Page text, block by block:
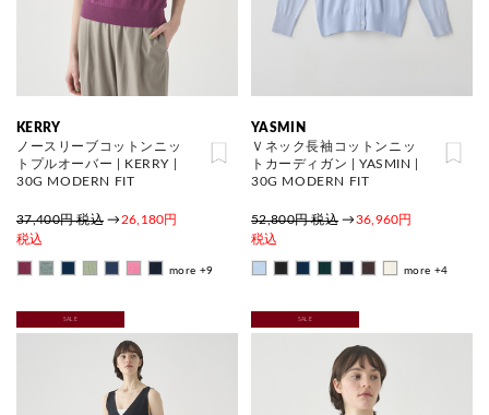
KERRY
ノースリーブコットンニッ
トプルオーバー | KERRY |
30G MODERN FIT
37,400円 税込 →26,180円
税込
more +9
YASMIN
Ｖネック長袖コットンニッ
トカーディガン | YASMIN |
30G MODERN FIT
52,800円 税込 →36,960円
税込
more +4
SALE SALE